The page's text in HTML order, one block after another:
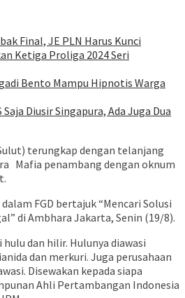
Final, JE PLN Harus Kunci
Ketiga Proliga 2024 Seri
Bento Mampu Hipnotis Warga
Diusir Singapura, Ada Juga Dua
terungkap dengan telanjang
Mafia penambang dengan oknum
FGD bertajuk “Mencari Solusi
di Ambhara Jakarta, Senin (19/8).
dan hilir. Hulunya diawasi
dan merkuri. Juga perusahaan
Disewakan kepada siapa
Ahli Pertambangan Indonesia